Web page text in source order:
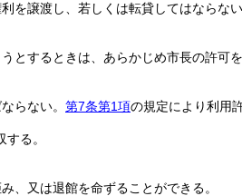
を譲渡し、若しくは転貸してはならない
するときは、あらかじめ市長の許可
らない。 第7条第1項の規定により利用
る。
、又は退館を命ずることができる。